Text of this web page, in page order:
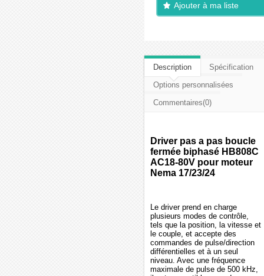
Ajouter à ma liste
Description
Spécification
Options personnalisées
Commentaires(0)
Driver pas a pas boucle
fermée biphasé HB808C
AC18-80V pour moteur
Nema 17/23/24
Le driver prend en charge
plusieurs modes de contrôle,
tels que la position, la vitesse et
le couple, et accepte des
commandes de pulse/direction
différentielles et à un seul
niveau. Avec une fréquence
maximale de pulse de 500 kHz,